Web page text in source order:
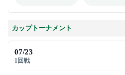
カップトーナメント
07/23
1回戦